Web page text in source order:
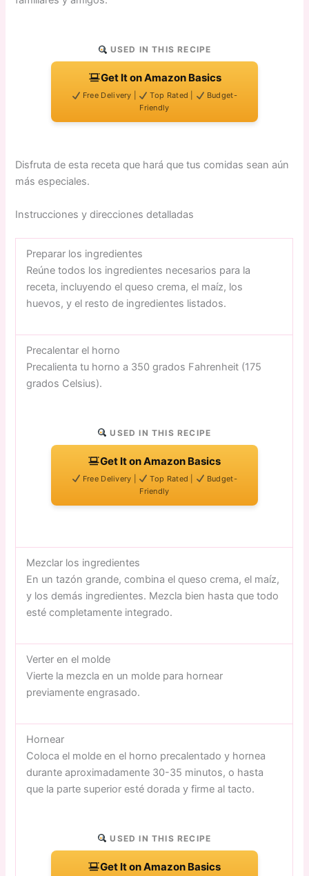
USED IN THIS RECIPE
Get It on Amazon Basics
Free Delivery | Top Rated |
Budget-
Friendly
Disfruta de esta receta que hará que tus comidas sean aún
más especiales.
Instrucciones y direcciones detalladas
Preparar los ingredientes
Reúne todos los ingredientes necesarios para la
receta, incluyendo el queso crema, el maíz, los
huevos, y el resto de ingredientes listados.
Precalentar el horno
Precalienta tu horno a 350 grados Fahrenheit (175
grados Celsius).
USED IN THIS RECIPE
Get It on Amazon Basics
Free Delivery | Top Rated |
Budget-
Friendly
Mezclar los ingredientes
En un tazón grande, combina el queso crema, el maíz,
y los demás ingredientes. Mezcla bien hasta que todo
esté completamente integrado.
Verter en el molde
Vierte la mezcla en un molde para hornear
previamente engrasado.
Hornear
Coloca el molde en el horno precalentado y hornea
durante aproximadamente 30-35 minutos, o hasta
que la parte superior esté dorada y firme al tacto.
USED IN THIS RECIPE
Get It on Amazon Basics